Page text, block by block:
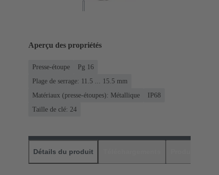
Aperçu des propriétés
Presse-étoupe
Pg 16
Plage de serrage: 11.5 ... 15.5 mm
Matériaux (presse-étoupes): Métallique
IP68
Taille de clé: 24
Détails du produit